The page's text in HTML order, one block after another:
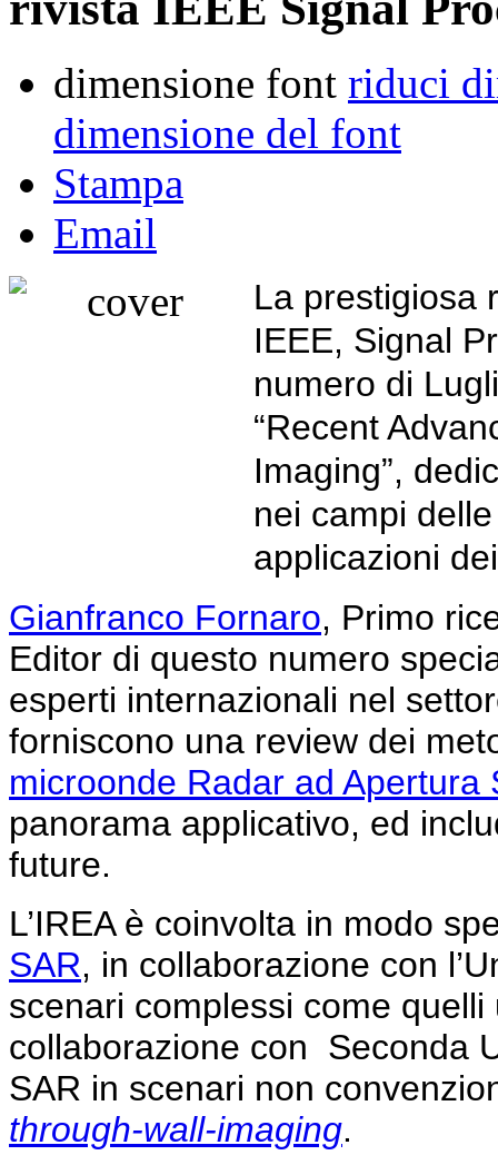
dimensione font riduci
dimensione del font
Stampa
Email
La prestigiosa
IEEE, Signal
numero di
“Recent
Imaging”,
nei campi
applicazioni
Gianfranco Fornaro, Primo
Editor di questo numero
esperti internazionali nel
forniscono una review dei
microonde Radar ad Apertura
panorama applicativo, ed
future.
L’IREA è coinvolta in modo
SAR, in collaborazione con
scenari complessi come
collaborazione con Seconda
SAR in scenari non
through-wall-imaging.